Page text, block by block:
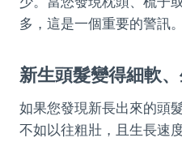
多，這是一個重要的警訊。
新生頭髮變得細軟
如果您發現新長出來的頭
不如以往粗壯，且生長速